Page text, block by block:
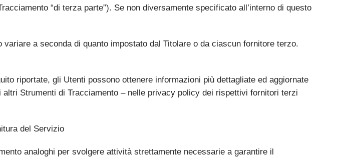
“di terza parte”). Se non diversamente specificato all’interno di questo
a seconda di quanto impostato dal Titolare o da ciascun fornitore terzo.
riportate, gli Utenti possono ottenere informazioni più dettagliate ed aggiornate
Strumenti di Tracciamento – nelle privacy policy dei rispettivi fornitori terzi
del Servizio
analoghi per svolgere attività strettamente necessarie a garantire il